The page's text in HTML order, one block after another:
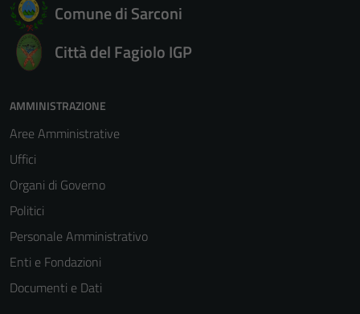
Comune di Sarconi
Città del Fagiolo IGP
AMMINISTRAZIONE
Aree Amministrative
Uffici
Organi di Governo
Politici
Personale Amministrativo
Enti e Fondazioni
Documenti e Dati